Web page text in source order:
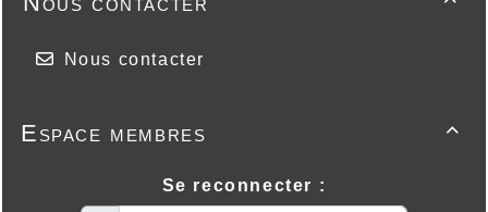
Nous contacter

Espace membres
Se reconnecter :